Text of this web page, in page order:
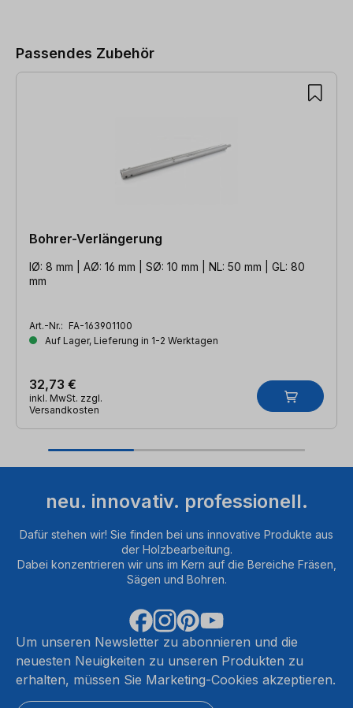
Passendes Zubehör
Bohrer-Verlängerung
IØ: 8 mm | AØ: 16 mm | SØ: 10 mm | NL: 50 mm | GL: 80
mm
Art.-Nr.: FA-163901100
Auf Lager, Lieferung in 1-2 Werktagen
32,73 €
inkl. MwSt. zzgl.
Versandkosten
neu. innovativ. professionell.
Dafür stehen wir! Sie finden bei uns innovative Produkte aus
der Holzbearbeitung.
Dabei konzentrieren wir uns im Kern auf die Bereiche Fräsen,
Sägen und Bohren.
Um unseren Newsletter zu abonnieren und die
neuesten Neuigkeiten zu unseren Produkten zu
erhalten, müssen Sie Marketing-Cookies akzeptieren.